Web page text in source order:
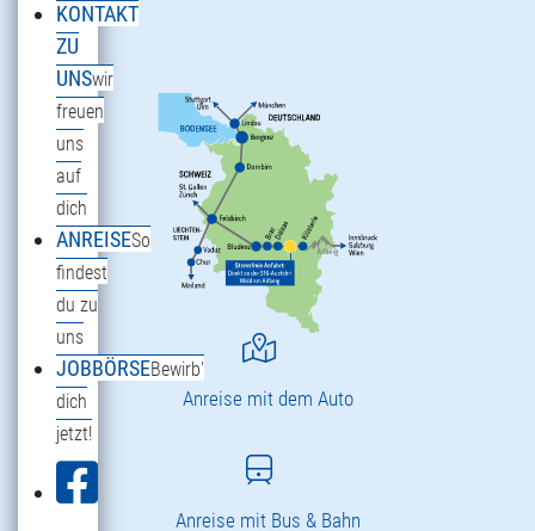
KONTAKT
ZU
UNSwir
freuen
uns
auf
dich
ANREISESo
findest
du zu
uns
JOBBÖRSEBewirb'
dich
jetzt!
Anreise mit dem Auto
Anreise mit Bus & Bahn